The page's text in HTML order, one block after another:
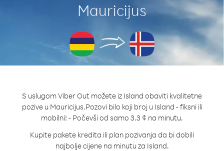
Mauricijus
S uslugom Viber Out možete iz Island obaviti kvalitetne
pozive u Mauricijus.Pozovi bilo koji broj u Island - fiksni ili
mobilni! - Počevši od samo 3.3 ¢ na minutu.
Kupite pakete kredita ili plan pozivanja da bi dobili
najbolje cijene na minutu za Island.